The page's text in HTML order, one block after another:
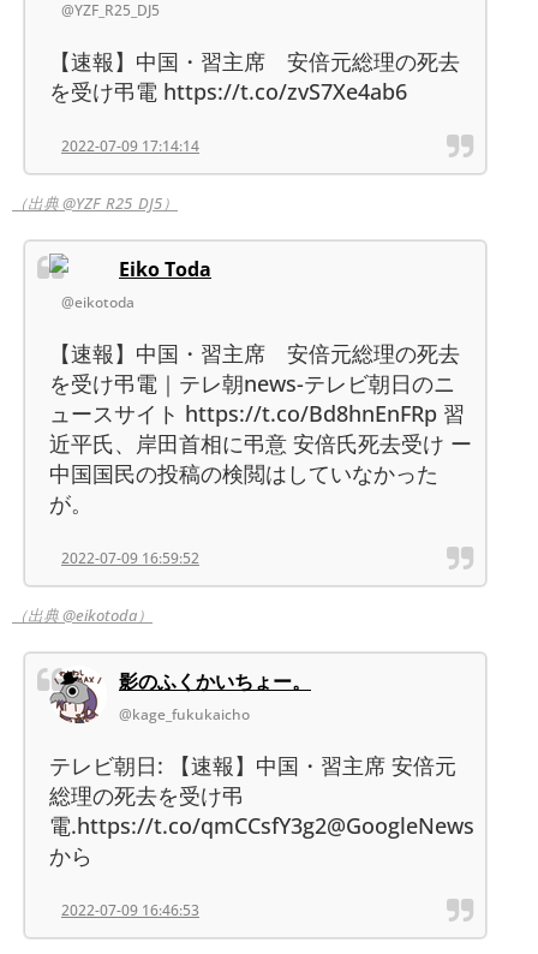
@YZF_R25_DJ5
【速報】中国・習主席 安倍元総理の死去
を受け弔電 https://t.co/zvS7Xe4ab6
2022-07-09 17:14:14
（出典 @YZF_R25_DJ5）
Eiko Toda
@eikotoda
【速報】中国・習主席 安倍元総理の死去
を受け弔電｜テレ朝news-テレビ朝日のニ
ュースサイト https://t.co/Bd8hnEnFRp 習
近平氏、岸田首相に弔意 安倍氏死去受け ー
中国国民の投稿の検閲はしていなかった
が。
2022-07-09 16:59:52
（出典 @eikotoda）
影のふくかいちょー。
@kage_fukukaicho
テレビ朝日: 【速報】中国・習主席 安倍元
総理の死去を受け弔
電.https://t.co/qmCCsfY3g2@GoogleNews
から
2022-07-09 16:46:53